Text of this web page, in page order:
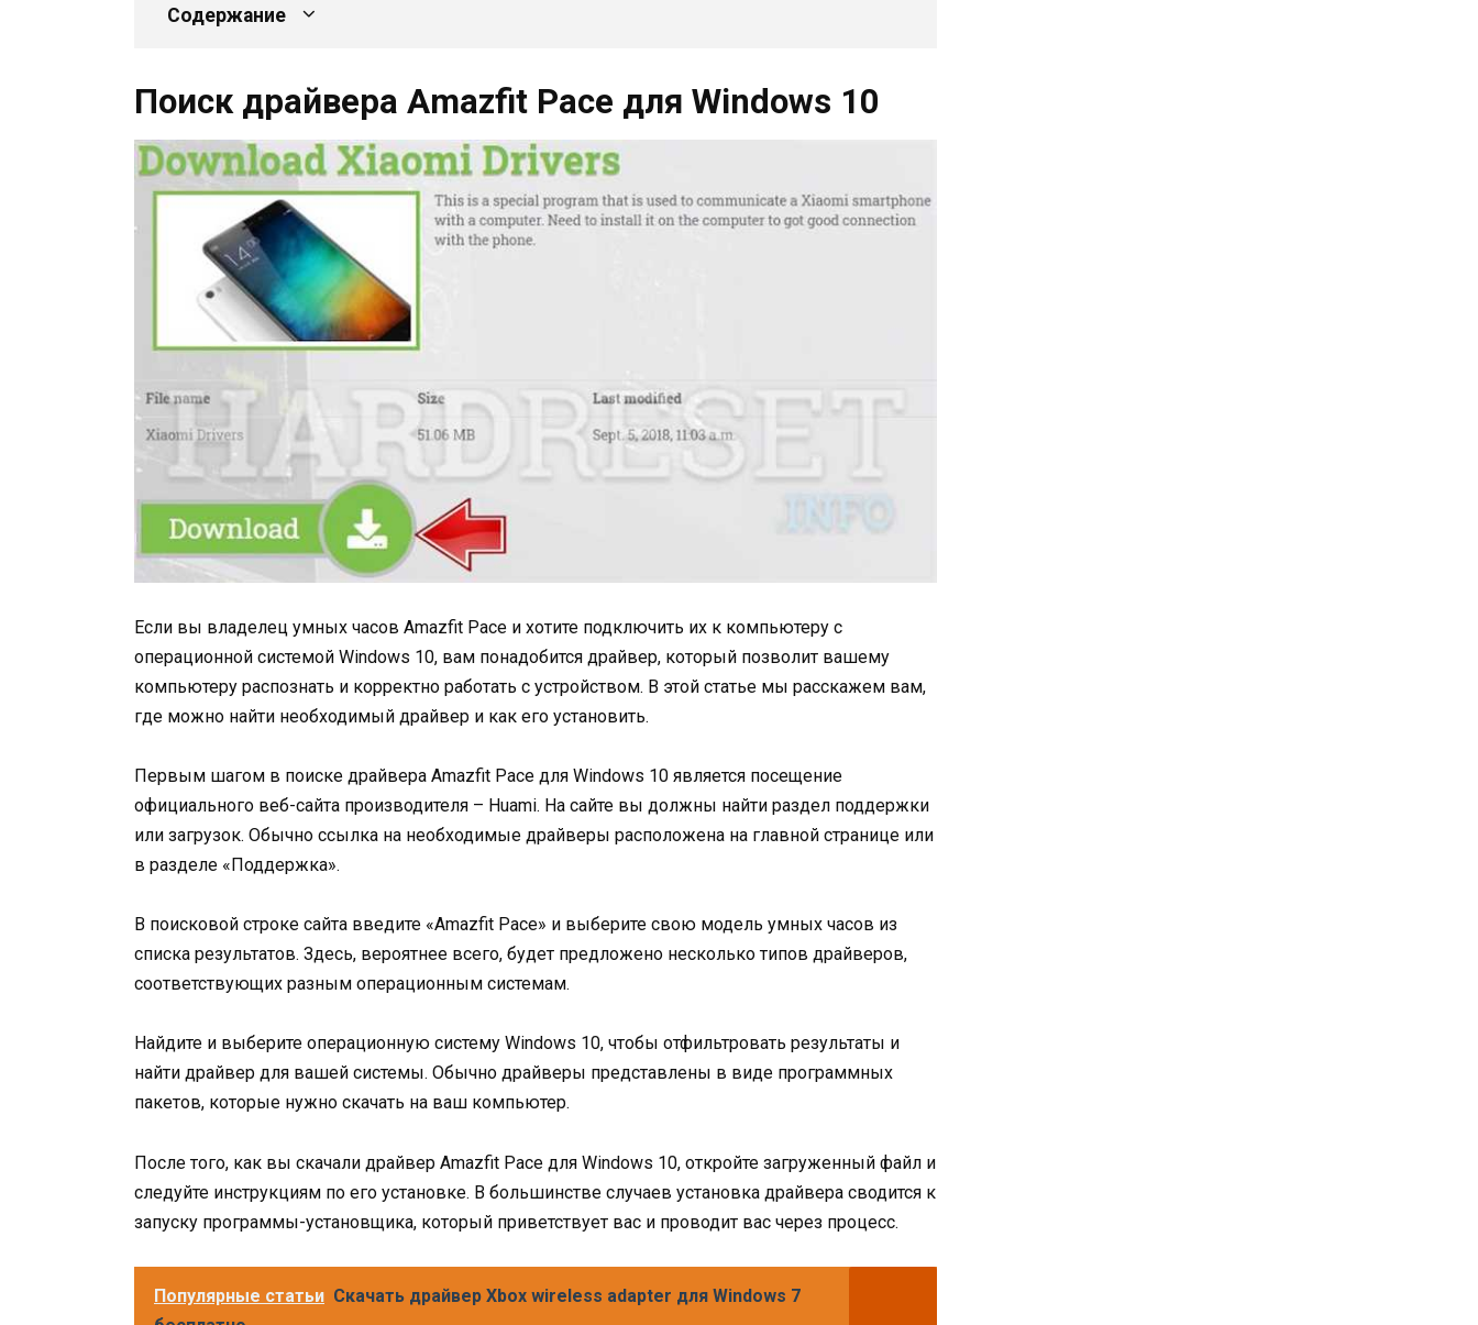
Содержание
Поиск драйвера Amazfit Pace для Windows 10
Если вы владелец умных часов Amazfit Pace и хотите подключить их к компьютеру с
операционной системой Windows 10, вам понадобится драйвер, который позволит вашему
компьютеру распознать и корректно работать с устройством. В этой статье мы расскажем вам,
где можно найти необходимый драйвер и как его установить.
Первым шагом в поиске драйвера Amazfit Pace для Windows 10 является посещение
официального веб-сайта производителя – Huami. На сайте вы должны найти раздел поддержки
или загрузок. Обычно ссылка на необходимые драйверы расположена на главной странице или
в разделе «Поддержка».
В поисковой строке сайта введите «Amazfit Pace» и выберите свою модель умных часов из
списка результатов. Здесь, вероятнее всего, будет предложено несколько типов драйверов,
соответствующих разным операционным системам.
Найдите и выберите операционную систему Windows 10, чтобы отфильтровать результаты и
найти драйвер для вашей системы. Обычно драйверы представлены в виде программных
пакетов, которые нужно скачать на ваш компьютер.
После того, как вы скачали драйвер Amazfit Pace для Windows 10, откройте загруженный файл и
следуйте инструкциям по его установке. В большинстве случаев установка драйвера сводится к
запуску программы-установщика, который приветствует вас и проводит вас через процесс.
Популярные статьи Скачать драйвер Xbox wireless adapter для Windows 7